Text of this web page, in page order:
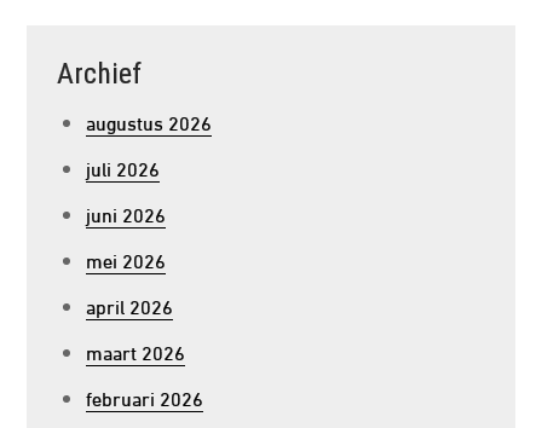
Archief
augustus 2026
juli 2026
juni 2026
mei 2026
april 2026
maart 2026
februari 2026